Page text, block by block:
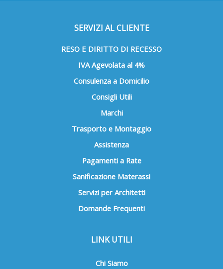
SERVIZI AL CLIENTE
RESO E DIRITTO DI RECESSO
IVA Agevolata al 4%
Consulenza a Domicilio
Consigli Utili
Marchi
Trasporto e Montaggio
Assistenza
Pagamenti a Rate
Sanificazione Materassi
Servizi per Architetti
Domande Frequenti
LINK UTILI
Chi Siamo